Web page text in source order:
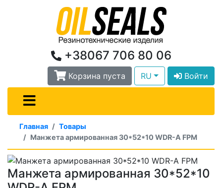
+38067 706 80 06
Корзина пуста RU Войти
Главная
Товары
Манжета армированная 30*52*10 WDR-A FPM
Манжета армированная 30*52*10